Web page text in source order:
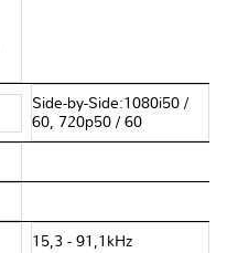
Side-by-Side:1080i50 /
60, 720p50 / 60
15,3 - 91,1kHz